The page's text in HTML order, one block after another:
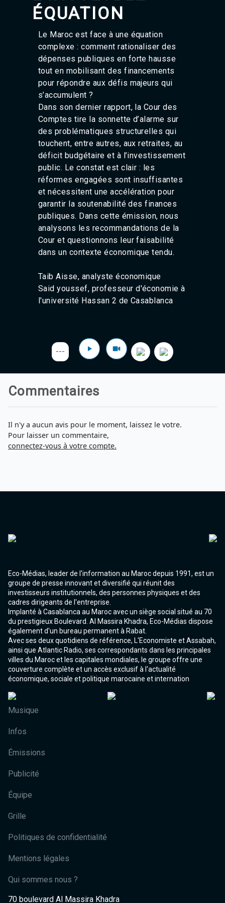
Agadir 99.7 Hz
Tanger 103.3 Hz
Fès 98.8 Hz
Meknès 97.2 Hz
El Jadida 97.3
Settat 104,6
Chefchaouen 106.4
Essaouira 96.6
Taza 103.0
Taounate 95.6
Tiznit 103.1
SkhourRhamna 92.2
Taroudant 104.9
Guelmim 91.9
Tan-Tan 95.2
Tafraout 104.9
ÉQUATION
Le Maroc est face à une équation
complexe : comment rationaliser des
dépenses publiques en forte hausse
tout en mobilisant des financements
pour répondre aux défis majeurs qui
s’accumulent ?
Dans son dernier rapport, la Cour des
Comptes tire la sonnette d’alarme sur
des problématiques structurelles qui
touchent, entre autres, aux retraites, au
déficit budgétaire et à l’investissement
public. Le constat est clair : les
réformes engagées sont insuffisantes
et nécessitent une accélération pour
garantir la soutenabilité des finances
publiques. Dans cette émission, nous
analysons les recommandations de la
Cour et questionnons leur faisabilité
dans un contexte économique tendu.
Taib Aisse, analyste économique
Said youssef, professeur d'économie à
l'université Hassan 2 de Casablanca
---
Commentaires
Il n'y a aucun avis pour le moment, laissez le votre.
Pour laisser un commentaire,
connectez-vous à votre compte.
Eco-Médias, leader de l'information au Maroc depuis 1991, est un
groupe de presse innovant et diversifié qui réunit des
investisseurs institutionnels, des personnes physiques et des
cadres dirigeants de l'entreprise.
Implanté à Casablanca au Maroc avec un siège social situé au 70
du prestigieux Boulevard. Al Massira Khadra, Eco-Médias dispose
également d'un bureau permanent à Rabat.
Avec ses deux quotidiens de référence, L'Economiste et Assabah,
ainsi que Atlantic Radio, ses correspondants dans les principales
villes du Maroc et les capitales mondiales, le groupe offre une
couverture complète et un accès exclusif à l'actualité
économique, sociale et politique marocaine et internation
Musique
Infos
Émissions
Publicité
Équipe
Grille
Politiques de confidentialité
Mentions légales
Qui sommes nous ?
70 boulevard Al Massira Khadra